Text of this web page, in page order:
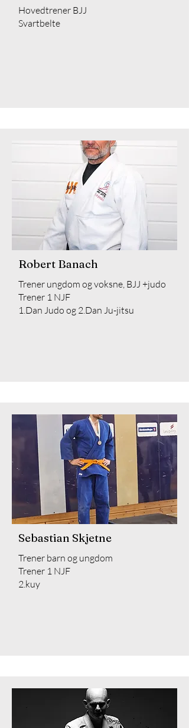
Hovedtrener BJJ
Svartbelte
Robert Banach
Trener ungdom og voksne, BJJ +judo
Trener 1 NJF
1.Dan Judo og 2.Dan Ju-jitsu
Sebastian Skjetne
Trener barn og ungdom
Trener 1 NJF
2.kuy